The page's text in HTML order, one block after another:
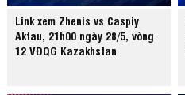
Link xem Zhenis vs Caspiy
Aktau, 21h00 ngày 28/5, vòng
12 VĐQG Kazakhstan